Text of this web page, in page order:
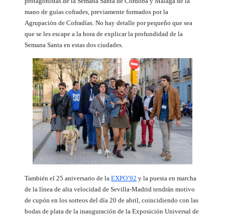
mano de guías cofrades, previamente formados por la
Agrupación de Cofradías. No hay detalle por pequeño que sea
que se les escape a la hora de explicar la profundidad de la
Semana Santa en estas dos ciudades.
También el 25 aniversario de laEXPO’92 y la puesta en marcha
de la línea de alta velocidad de Sevilla-Madrid tendrán motivo
de cupón en los sorteos del día 20 de abril, coincidiendo con las
bodas de plata de la inauguración de la Exposición Universal de